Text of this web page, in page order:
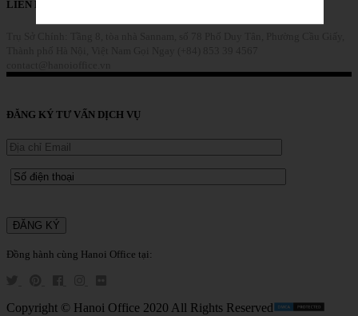
LIÊN HỆ
ĐĂNG KÝ TƯ VẤN DỊCH VỤ
Đồng hành cùng Hanoi Office tại:
Copyright © Hanoi Office 2020 All Rights Reserved